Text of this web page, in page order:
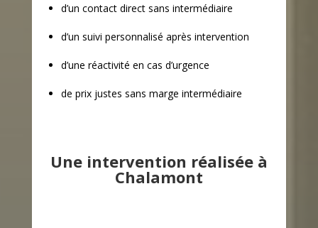
d’un contact direct sans intermédiaire
d’un suivi personnalisé après intervention
d’une réactivité en cas d’urgence
de prix justes sans marge intermédiaire
Une intervention réalisée à
Chalamont